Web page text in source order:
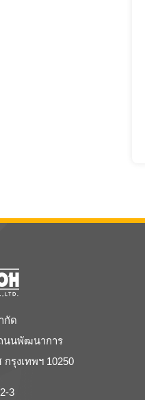
กัด
นนพัฒนาการ
กรุงเทพฯ 10250
3